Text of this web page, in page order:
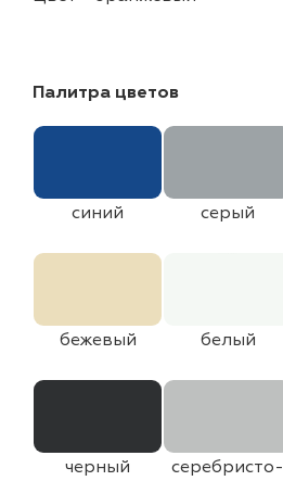
Палитра цветов
синий серый
бежевый белый
черный
серебристо-